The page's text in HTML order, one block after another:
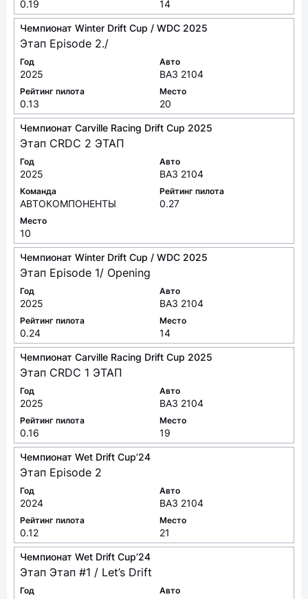
2025 ВАЗ 2104
Рейтинг пилота
0.19
Место
Чемпионат Winter Drift Cup / WDC 2025
Этап Episode 2./
Год
2025
Авто
ВАЗ 2104
Рейтинг пилота
0.13
Место
Чемпионат Carville Racing Drift Cup 2025
Этап CRDC 2 ЭТАП
Год
2025
Авто
ВАЗ 2104
Команда
АВТОКОМПОНЕНТЫ
Место
10
Чемпионат Winter Drift Cup / WDC 2025
Этап Episode 1/ Opening
Год
2025
Авто
ВАЗ 2104
Рейтинг пилота
0.24
Место
Чемпионат Carville Racing Drift Cup 2025
Этап CRDC 1 ЭТАП
Год
2025
Авто
ВАЗ 2104
Рейтинг пилота
0.16
Чемпионат Wet Drift Cup’24
Этап Episode 2
Год
2024
Авто
ВАЗ 2104
Рейтинг пилота
0.12
Чемпионат Wet Drift Cup’24